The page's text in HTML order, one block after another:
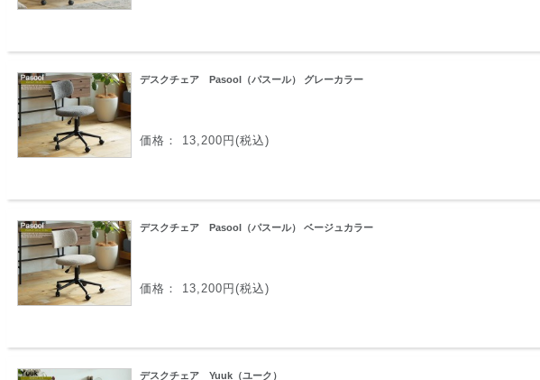
デスクチェア Pasool（パスール） グレーカラー
価格： 13,200円(税込)
デスクチェア Pasool（パスール） ベージュカラー
価格： 13,200円(税込)
デスクチェア Yuuk（ユーク）